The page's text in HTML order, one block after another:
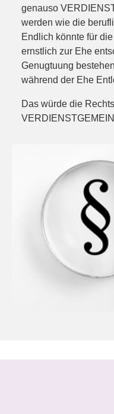
genauso
werden wie die
Endlich könnte für
ernstlich zur Ehe
Genugtuung
während der Ehe
Das würde die